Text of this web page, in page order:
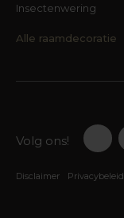
Insectenwering
Alle raamdecoratie
Volg ons!
Disclaimer Privacybeleid